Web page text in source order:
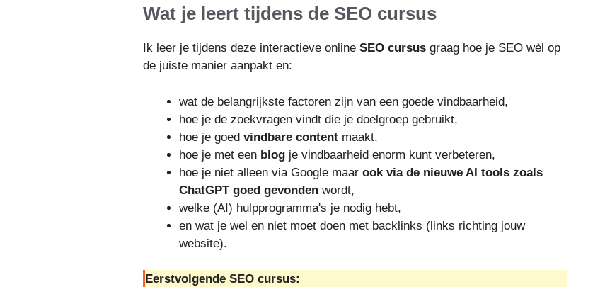
Wat je leert tijdens de SEO cursus
Ik leer je tijdens deze interactieve online SEO cursus graag hoe je SEO wèl op
de juiste manier aanpakt en:
wat de belangrijkste factoren zijn van een goede vindbaarheid,
hoe je de zoekvragen vindt die je doelgroep gebruikt,
hoe je goed vindbare content maakt,
hoe je met een blog je vindbaarheid enorm kunt verbeteren,
hoe je niet alleen via Google maar ook via de nieuwe AI tools zoals
ChatGPT goed gevonden wordt,
welke (AI) hulpprogramma's je nodig hebt,
en wat je wel en niet moet doen met backlinks (links richting jouw
website).
Eerstvolgende SEO cursus: